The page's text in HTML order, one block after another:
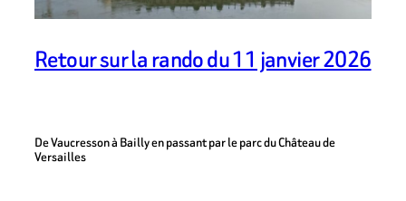
Retour sur la rando du 11 janvier 2026
De Vaucresson à Bailly en passant par le parc du Château de
Versailles